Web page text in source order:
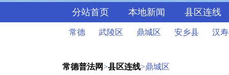
分站首页 本地新闻 县区连线
常德 武陵区 鼎城区 安乡县 汉
常德普法网>县区连线>鼎城区